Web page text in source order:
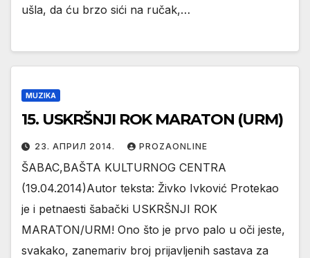
ušla, da ću brzo sići na ručak,…
MUZIKA
15. USKRŠNJI ROK MARATON (URM)
23. АПРИЛ 2014. PROZAONLINE
ŠABAC,BAŠTA KULTURNOG CENTRA
(19.04.2014)Autor teksta: Živko Ivković Protekao
je i petnaesti šabački USKRŠNJI ROK
MARATON/URM! Ono što je prvo palo u oči jeste,
svakako, zanemariv broj prijavljenih sastava za